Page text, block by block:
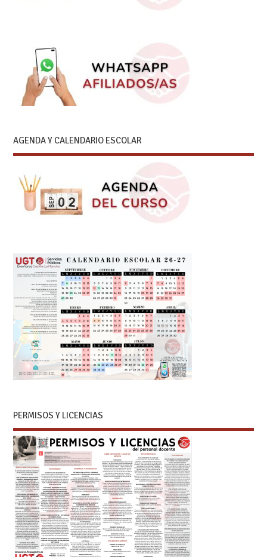
AGENDA Y CALENDARIO ESCOLAR
PERMISOS Y LICENCIAS